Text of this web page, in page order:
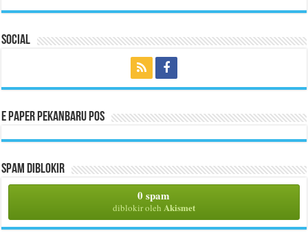
Social
E Paper Pekanbaru Pos
Spam Diblokir
0 spam
diblokir oleh Akismet